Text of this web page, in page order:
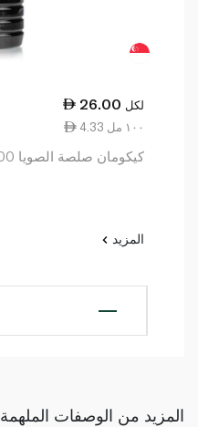
26.00 لكل
4.33 ١٠٠ مل
كيكومان صلصة الصويا 600 مل
المزيد
المزيد من الوصفات الملهمة